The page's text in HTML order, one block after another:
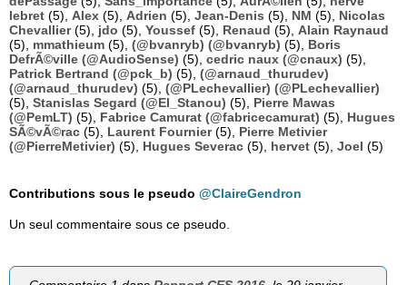
lebret (5), Alex (5), Adrien (5), Jean-Denis (5), NM (5), Nicolas
Chevallier(5), jdo (5), Youssef (5), Renaud (5), Alain Raynaud
(5), mmathieum (5), (@bvanryb) (@bvanryb) (5), Boris
DefrÃ©ville (@AudioSense) (5), cedric naux (@cnaux) (5),
Patrick Bertrand (@pck_b) (5), (@arnaud_thurudev)
(@arnaud_thurudev) (5), (@PLechevallier) (@PLechevallier)
(5), Stanislas Segard (@El_Stanou) (5), Pierre Mawas
(@PemLT) (5), Fabrice Camurat (@fabricecamurat) (5), Hugues
SÃ©vÃ©rac (5), Laurent Fournier(5), Pierre Metivier
(@PierreMetivier) (5), Hugues Severac (5), hervet (5), Joel (5)
Contributions sous le pseudo @ClaireGendron
Un seul commentaire sous ce pseudo.